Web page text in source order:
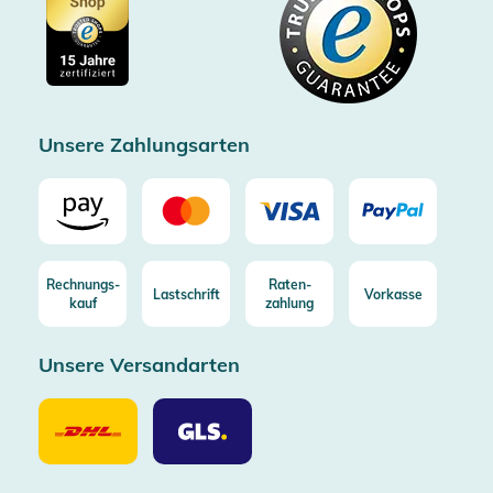
Cookie-Einstellungen
ImpressumGratis Versand ab 100€ Bestellwert (in DE/AT)
Kostenlose Rücksendung (aus DE/AT)
Unsere Zahlungsarten
Rechnungs-
kauf
Lastschrift
Raten-
zahlung
Vorkasse
Unsere Versandarten
Unsere
Versandarten
DHL
Unsere
Versandarten
GLS